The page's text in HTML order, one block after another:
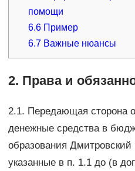
помощи
6.6 Пример
6.7 Важные нюансы
2. Права и
2.1. Передающая сторона
денежные средства в
образования
указанные в п. 1.1 до (в